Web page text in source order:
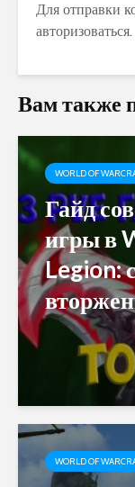
Для отправки
авторизоваться.
Вам также
WORLD OF
Гайд
игры в
Legion:
WORLD OF